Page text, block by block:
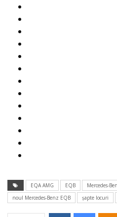
EQA AMG EQB
Mercedes-
noul Mercedes-Benz EQB
şapte locuri